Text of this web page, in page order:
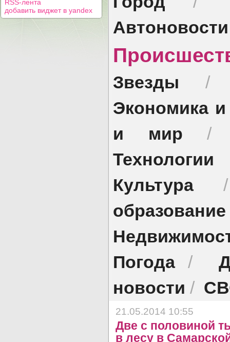
RSS-лента
добавить виджет в yandex
Автоновости
Звезды
Экономика
и мир
Технологии
Культура
образование
Погода/
новости /
21.05.2014 10:55
Две с половиной
в лесу в